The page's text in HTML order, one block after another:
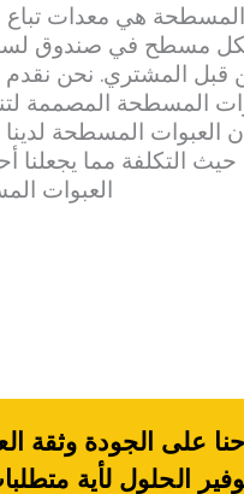
المسطحة هي معدات
مسطح في صندوق
قبل المشتري. نحن
المسطحة المصممة
إن العبوات المسطحة
حيث التكلفة مما يجعلنا
العبوات
على الجودة وثقة
الحلول لأية